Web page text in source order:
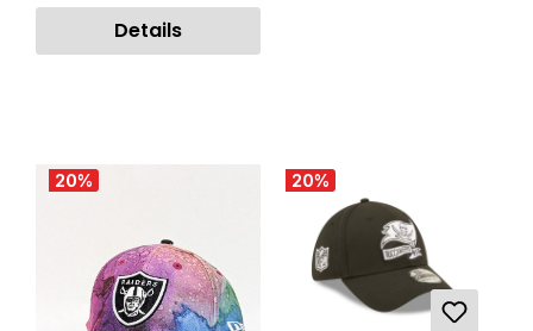
Details
20% 20%